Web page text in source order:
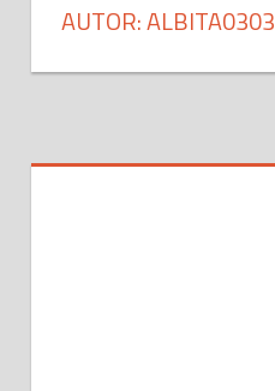
AUTOR:ALBITA0303